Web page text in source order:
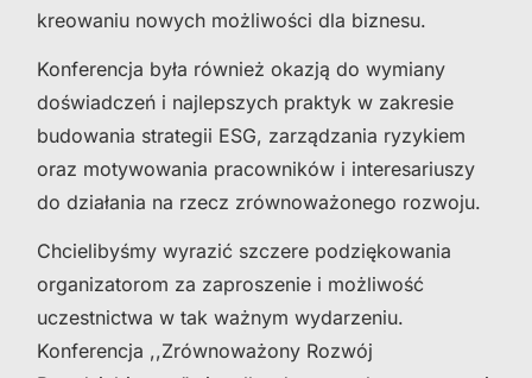
kreowaniu nowych możliwości dla biznesu.
Konferencja była również okazją do wymiany
doświadczeń i najlepszych praktyk w zakresie
budowania strategii ESG, zarządzania ryzykiem
oraz motywowania pracowników i interesariuszy
do działania na rzecz zrównoważonego rozwoju.
Chcielibyśmy wyrazić szczere podziękowania
organizatorom za zaproszenie i możliwość
uczestnictwa w tak ważnym wydarzeniu.
Konferencja ,,Zrównoważony Rozwój